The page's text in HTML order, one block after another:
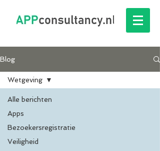
Blog
Alle berichten
Apps
Bezoekersregistratie
Veiligheid
Wetgeving